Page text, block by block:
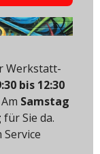
Werkstatt-
bis 12:30
Samstag
für Sie da.